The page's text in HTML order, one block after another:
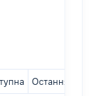
Остання